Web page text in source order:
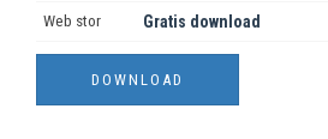
Web stor Gratis download